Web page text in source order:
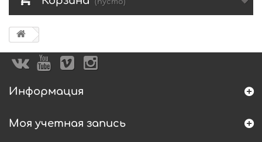
(пусто)
Информация
Моя учетная запись